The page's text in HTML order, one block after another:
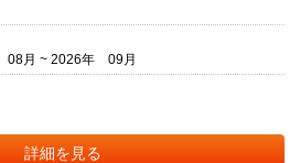
月 ~ 2026年 09月
詳細を見る